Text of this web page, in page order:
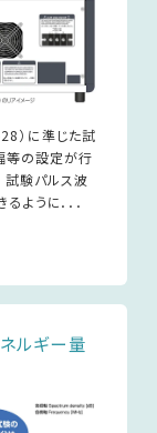
）に準じた試
等の設定が行
試験パルス波
うに．．．
ルギー量